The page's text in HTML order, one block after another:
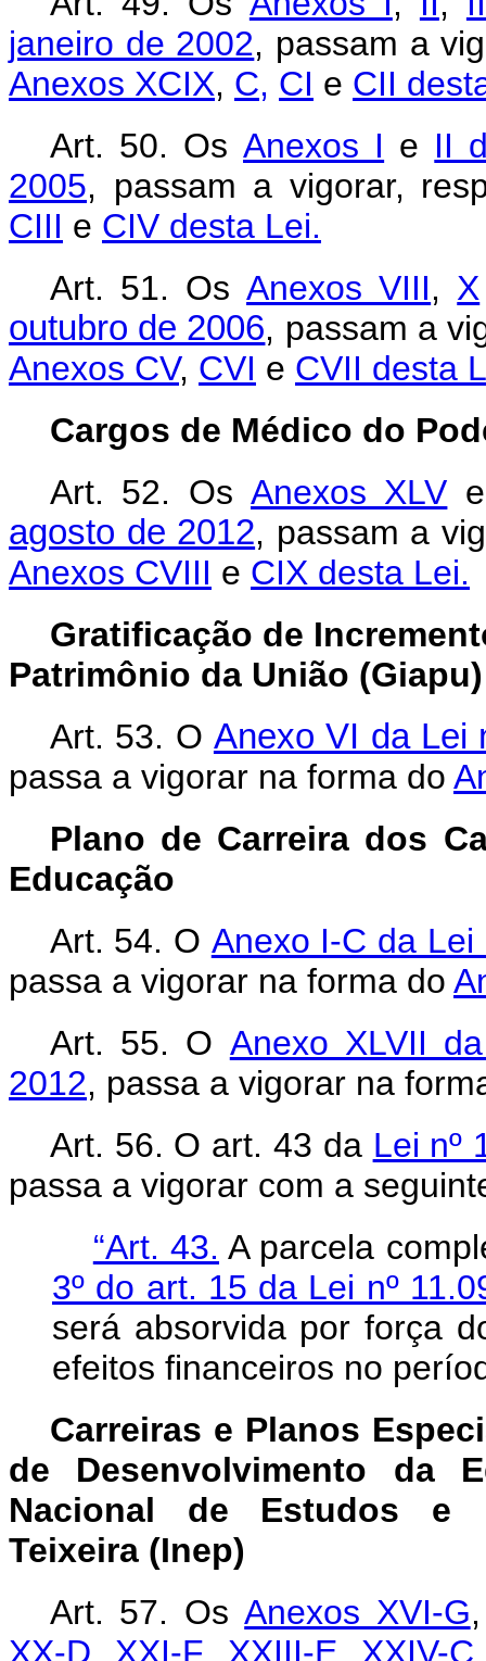
janeiro de 2002, passam a
Anexos XCIX, C, CI e CII
Art. 50. OsAnexos I e II
2005, passam a vigorar,
CIII e CIV desta Lei.
Art. 51. OsAnexos VIII, X
outubro de 2006, passam a
Anexos CV, CVI e CVII desta
Cargos de Médico do
Art. 52. Os Anexos XLV
agosto de 2012, passam a
Anexos CVIII e CIX desta Lei.
Gratificação de
Patrimônio da União (Giapu)
Art. 53. O Anexo VI da Lei
passa a vigorar na forma do
Plano de Carreira dos
Educação
Art. 54. O Anexo I-C da Lei
passa a vigorar na forma do
Art. 55. O Anexo XLVII
2012, passa a vigorar na
Art. 56. O art. 43 da Lei nº
passa a vigorar com a
“Art. 43. A parcela
3º do art. 15 da Lei nº
será absorvida por força
efeitos financeiros no
Carreiras e Planos
de Desenvolvimento da
Nacional de Estudos e
Teixeira (Inep)
Art. 57. OsAnexos XVI-G
XX-D
XXI-F XXIII-E XXIV-C